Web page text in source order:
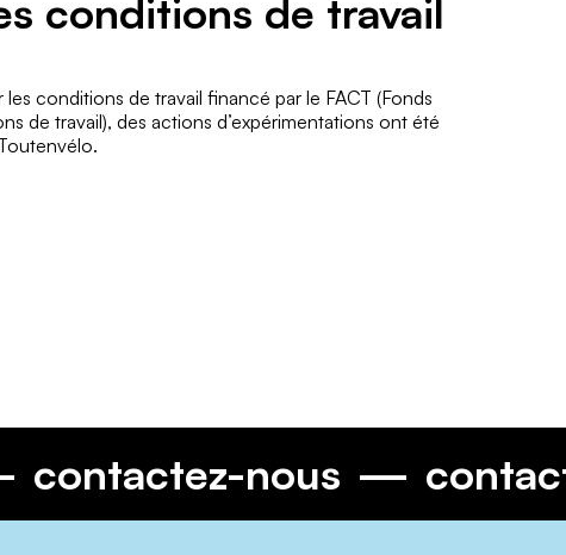
conditions de travail
conditions de travail financé par le FACT (Fonds
de travail), des actions d’expérimentations ont été
contactez-nous